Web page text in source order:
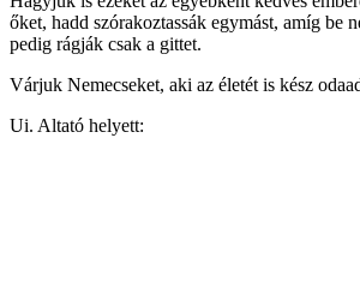
őket, hadd szórakoztassák egymást, amíg be
pedig rágják csak a gittet.
Várjuk Nemecseket, aki az életét is kész
Ui. Altató helyett: